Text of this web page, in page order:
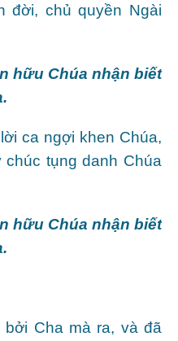
đời, chủ quyền Ngài
hữu Chúa nhận biết
ca ngợi khen Chúa,
tụng danh Chúa
hữu Chúa nhận biết
bởi Cha mà ra, và đã